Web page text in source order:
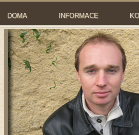
DOMA INFORMACE